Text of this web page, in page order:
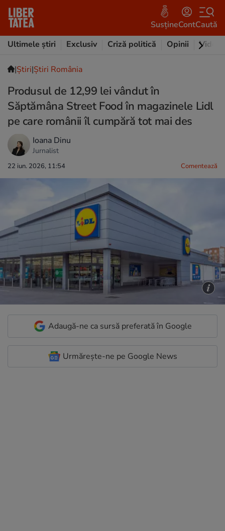
SusțineContCaută
Ultimele știri
Exclusiv Criză politică Opinii Video
|Ştiri|Știri România
Produsul de 12,99 lei vândut în
Săptămâna Street Food în magazinele Lidl
pe care românii îl cumpără tot mai des
Ioana Dinu
Jurnalist
22 iun. 2026, 11:54 Comentează
Adaugă-ne ca sursă preferată în Google
Urmărește-ne pe Google News